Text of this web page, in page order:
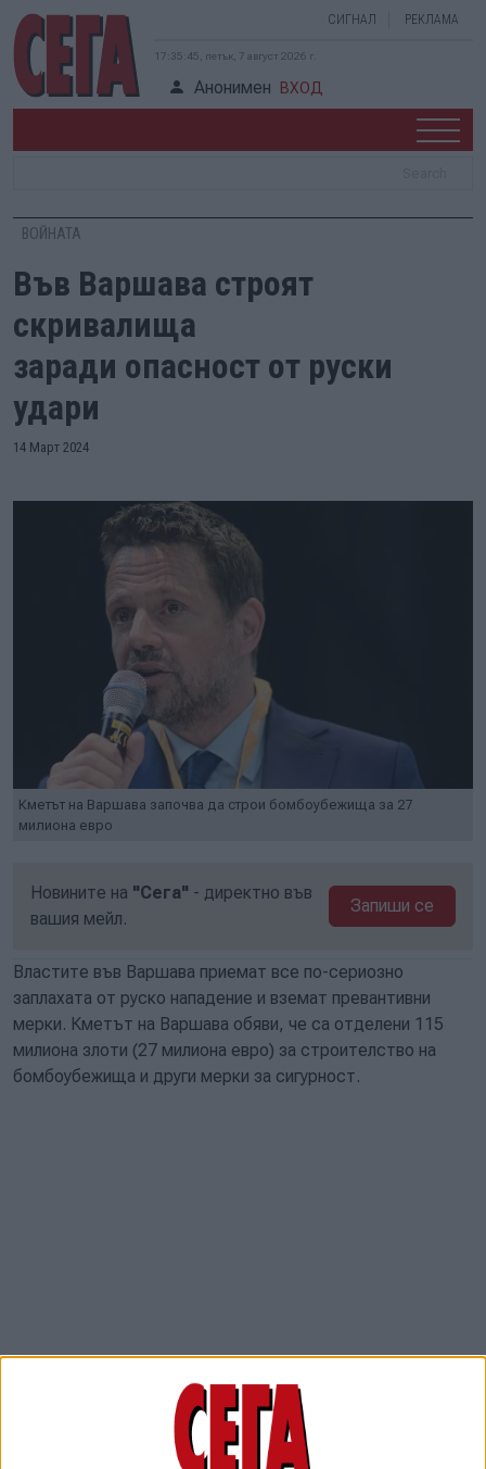
СИГНАЛ РЕКЛАМА
17:35:46, петък, 7 август 2026 г.
Анонимен ВХОД
ВОЙНАТА
Във Варшава строят
скривалища
заради опасност от руски
удари
14 Март 2024
Кметът на Варшава започва да строи бомбоубежища за 27
милиона евро
Новините на "Сега" - директно във
вашия мейл.
Запиши се
Властите във Варшава приемат все по-сериозно
заплахата от руско нападение и вземат превантивни
мерки. Кметът на Варшава обяви, че са отделени 115
милиона злоти (27 милиона евро) за строителство на
бомбоубежища и други мерки за сигурност.
Проектът ще бъде реализиран за 2 години, последните
месеци европейските политици, разузнавачи и военни
предупреждават за възможни удари на Русия към